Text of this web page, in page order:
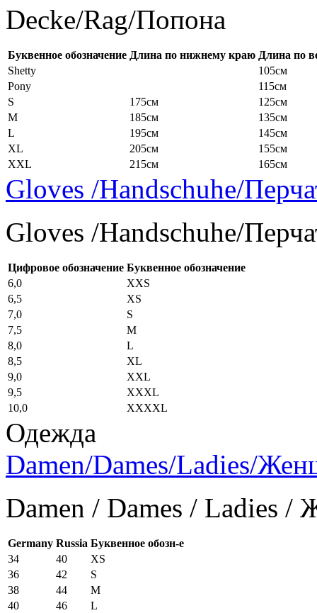
Decke/Rag/Попона
Буквенное обозначение Длина по нижнему краю Длина по
Shetty
105см
Pony
115см
S
175см
125см
M
185см
135см
L
195см
145см
XL
205см
155см
XXL
215см 165см
Gloves /Handschuhe/
Gloves /Handschuhe/
Цифровое обозначение Буквенное обозначение
6,0
XXS
6,5
XS
7,0
S
7,5
M
8,0
L
8,5
XL
9,0
XXL
9,5
XXXL
10,0
XXXXL
Одежда
Damen/Dames/Ladies/
Damen / Dames / Ladies
Germany Russia Буквенное обозн-е
34
40
XS
36
42
S
38
44
M
40
46
L